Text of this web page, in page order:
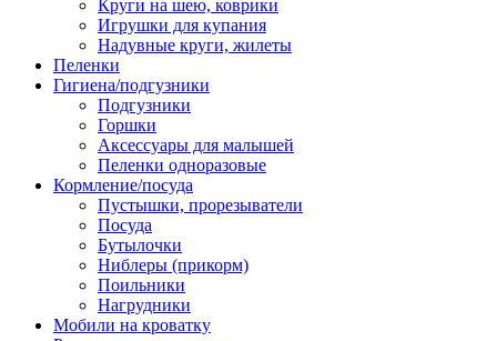
Круги на шею, коврики
Игрушки для купания
Надувные круги, жилеты
Пеленки
Гигиена/подгузники
Подгузники
Горшки
Аксессуары для малышей
Пеленки одноразовые
Кормление/посуда
Пустышки, прорезыватели
Посуда
Бутылочки
Ниблеры (прикорм)
Поильники
Нагрудники
Мобили на кроватку